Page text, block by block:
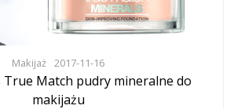
Makijaż 2017-11-16
True Match pudry mineralne do
makijażu